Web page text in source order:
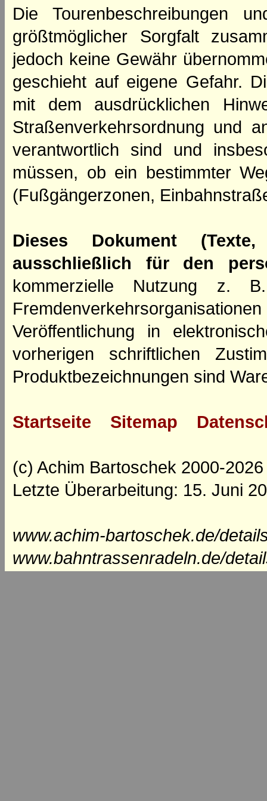
Die Tourenbeschreibungen
größtmöglicher Sorgfalt
jedoch keine Gewähr
geschieht auf eigene Gefahr.
mit dem ausdrücklichen
Straßenverkehrsordnung und
verantwortlich sind und
müssen, ob ein bestimmter
(Fußgängerzonen,
Dieses Dokument
ausschließlich für den
kommerzielle Nutzung z.
Veröffentlichung in
vorherigen schriftlichen
Produktbezeichnungen sind
Startseite Sitemap
(c) Achim Bartoschek 2000-2026
Letzte Überarbeitung: 15. Juni
www.achim-bartoschek.de/
www.bahntrassenradeln.de/